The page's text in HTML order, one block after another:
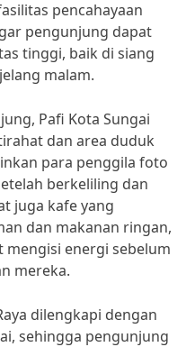
pencahayaan
pengunjung dapat
tinggi, baik di siang
malam.
Pafi Kota Sungai
dan area duduk
para penggila foto
berkeliling dan
juga kafe yang
dan makanan ringan,
energi sebelum
mereka.
dilengkapi dengan
sehingga pengunjung